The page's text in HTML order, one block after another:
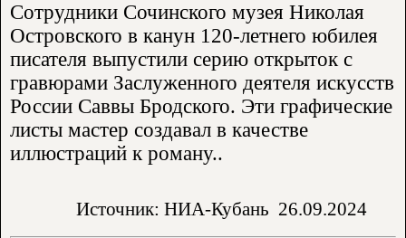
Сотрудники Сочинского музея Николая
Островского в канун 120-летнего юбилея
писателя выпустили серию открыток с
гравюрами Заслуженного деятеля искусств
России Саввы Бродского. Эти графические
листы мастер создавал в качестве
иллюстраций к роману..
Источник: НИА-Кубань 26.09.2024